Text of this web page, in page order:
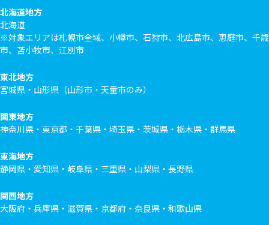
北海道地方
北海道
※対象エリアは札幌市全域、小樽市、石狩市、北広島市、恵庭市、千歳
市、苫小牧市、江別市
東北地方
宮城県・山形県（山形市・天童市のみ）
関東地方
神奈川県・東京都・千葉県・埼玉県・茨城県・栃木県・群馬県
東海地方
静岡県・愛知県・岐阜県・三重県・山梨県・長野県
関西地方
大阪府・兵庫県・滋賀県・京都府・奈良県・和歌山県